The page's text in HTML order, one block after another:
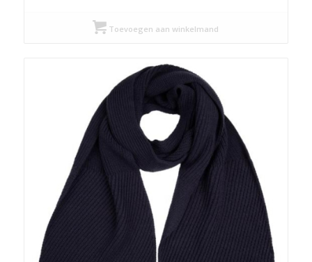
Toevoegen aan winkelmand